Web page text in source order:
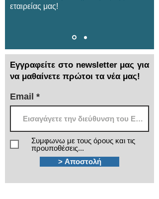
εταιρείας μας!
Εγγραφείτε στο newsletter μας για
να μαθαίνετε πρώτοι τα νέα μας!
Email
Συμφωνω με τους όρους και τις
προυποθέσεις...
> Αποστολή